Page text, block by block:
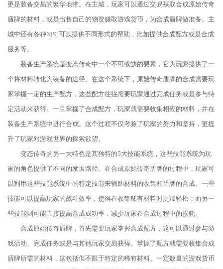
更是装备交易的繁华地带。在主城，玩家可以通过交易获取合成原始传奇
盾牌的材料，或是出售自己的物资赚取游戏货币，为合成盾牌做准备。主
城中还有各种NPC可以提供不同形式的帮助，比如提供合成配方或是合成
服务等。
装备生产系统是变态传奇中一个不可或缺的要素，它为玩家提供了一
个将材料转化为装备的途径。在这个系统下，原始传奇盾牌的合成需要玩
家掌握一定的生产配方，这些配方往往需要玩家通过完成任务或是参与特
定活动来获得。一旦掌握了合成配方，玩家就需要收集相应的材料，并在
装备生产系统中进行合成。这个过程不仅考验了玩家的努力和坚持，更提
升了玩家对游戏世界的探索欲望。
变态传奇的另一大特色是其独特的5大技能系统，这些技能系统为玩
家的角色提供了不同的发展路径。在合成原始传奇盾牌的过程中，玩家可
以利用这些技能系统中的特定技能来辅助材料的收集和盾牌的合成。一些
技能可以提高玩家的战斗效率，使得在收集稀有材料时更加轻松；而另一
些技能则可能直接提高合成成功率，减少玩家在合成过程中的损耗。
合成原始传奇盾牌，首先需要玩家掌握合成配方，这可以通过参与游
戏活动、完成任务或是与其他玩家交易获得。掌握了配方就需要收集合成
盾牌所需的材料，这包括但不限于特定的稀有材料、一定数量的游戏货币